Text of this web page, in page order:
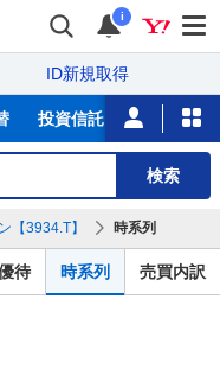
i
ID新規取得
投資信託 ニュース
検索
【3934.T】 時系列
待 時系列 売買内訳